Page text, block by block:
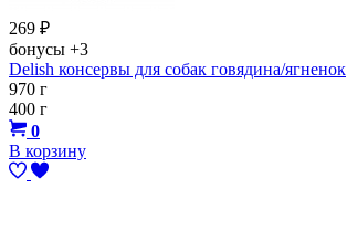
269 ₽
бонусы +3
Delish консервы для собак говядина/ягненок
970 г
400 г
0
В корзину